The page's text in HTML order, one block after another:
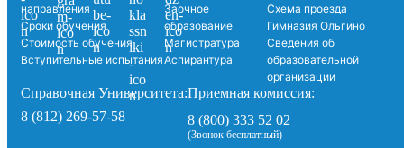
направления
Сроки обучения
Стоимость обучения
Вступительные испытания
Заочное
образование
Магистратура
Аспирантура
Схема проезда
Гимназия Ольгино
Сведения об
образовательной
организации
Справочная Университета:
8 (812) 269-57-58
Приемная комиссия:
8 (800) 333 52 02
(Звонок бесплатный)